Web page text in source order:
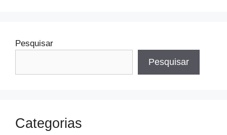
Pesquisar
Pesquisar
Categorias